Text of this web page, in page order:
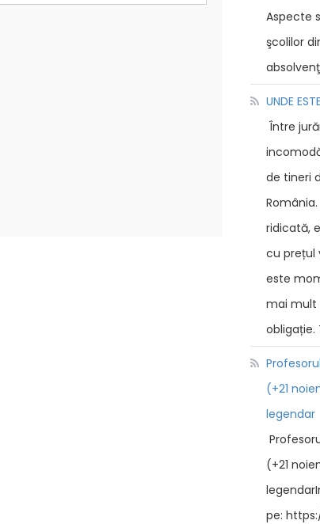
Aspecte
şcolilor
UNDE
Între
de tineri
ridicată,
cu prețul
este
mai mult
obligație.
(+21
legendar
(+21
pe: